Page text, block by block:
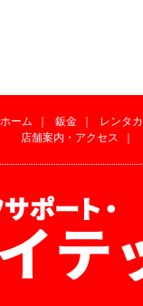
ホーム ｜ 鈑金 ｜ レンタ
店舗案内・アクセス
｜